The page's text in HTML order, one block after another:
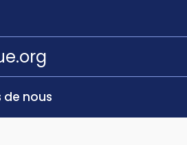
de nous